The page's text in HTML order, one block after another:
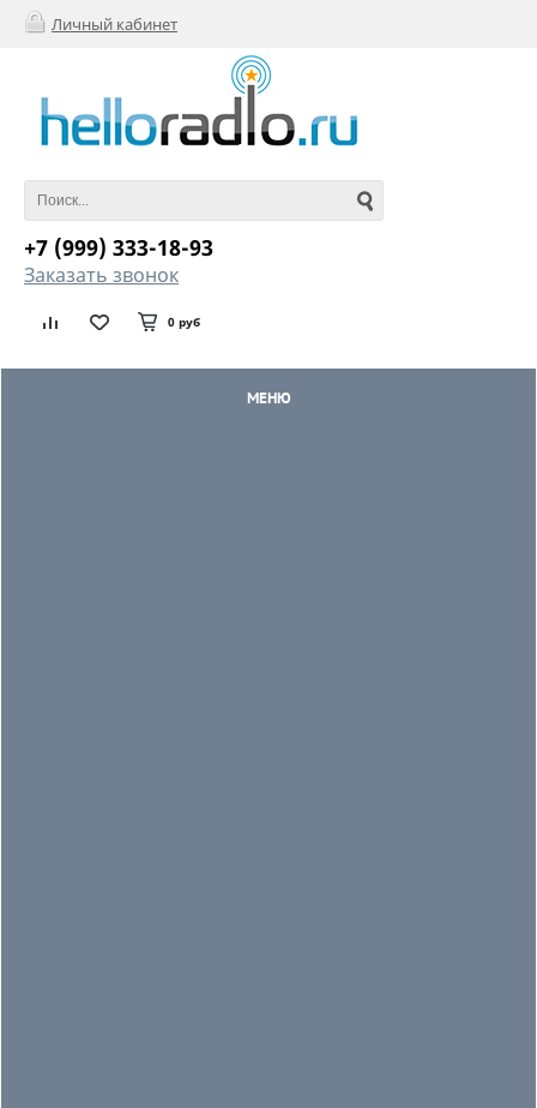
Личный кабинет
+7 (999) 333-18-93
Заказать звонок
0 руб
МЕНЮ